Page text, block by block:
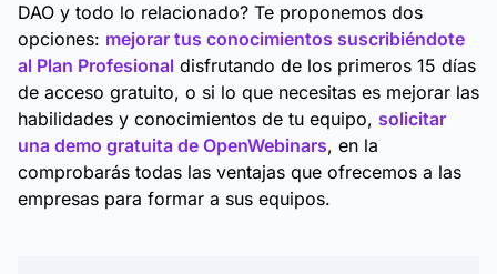
DAO y todo lo relacionado? Te proponemos dos
opciones: mejorar tus conocimientos suscribiéndote
al Plan Profesional disfrutando de los primeros 15 días
de acceso gratuito, o si lo que necesitas es mejorar las
habilidades y conocimientos de tu equipo, solicitar
una demo gratuita de OpenWebinars, en la
comprobarás todas las ventajas que ofrecemos a las
empresas para formar a sus equipos.